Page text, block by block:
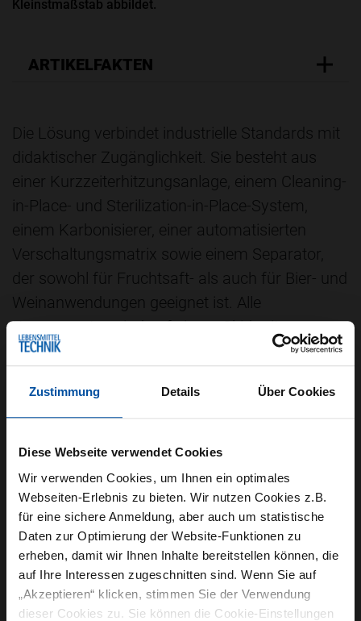
Zustimmung Details Über Cookies
Diese Webseite verwendet Cookies
Wir verwenden Cookies, um Ihnen ein optimales
Webseiten-Erlebnis zu bieten. Wir nutzen Cookies z.B.
für eine sichere Anmeldung, aber auch um statistische
Daten zur Optimierung der Website-Funktionen zu
erheben, damit wir Ihnen Inhalte bereitstellen können, die
auf Ihre Interessen zugeschnitten sind. Wenn Sie auf
„Akzeptieren“ klicken, stimmen Sie der Verwendung
dieser Cookies zu. Sie können die Cookie-Einstellungen
Kleinstmaßstab abbildet.
ARTIKELFAKTEN
Die Lösung verbindet industrielle Standards mit
didaktischer Zugänglichkeit. Sie besteht aus
einer Kurzzeiterhitzungsanlage, einem Cleaning-
in-Place- und Sterilization-in-Place-System,
einem Karbonisierer, einer automatisierten
Verschaltungsmatrix sowie einem Separator,
der sowohl für Fruchtsaft- als auch für Bier- und
Weinanwendungen geeignet ist. Alle
Komponenten sind auf einem Skid mit
integriertem Wartungsgang montiert. Dieser
Hochschulbetrieb zugeschnitten.
funktionieren und wie man sie gestaltet“, erklärt
Astrid Heller, Projektverantwortliche bei GEA und
Expertin für die Verarbeitung nichtalkoholischer
Getränke. „Mit dieser Konfiguration können sie
Prozessabläufe realitätsnah variieren,
Schaltpunkte nachvollziehen und gleichzeitig die
hohen Hygiene- und Effizienzstandards der